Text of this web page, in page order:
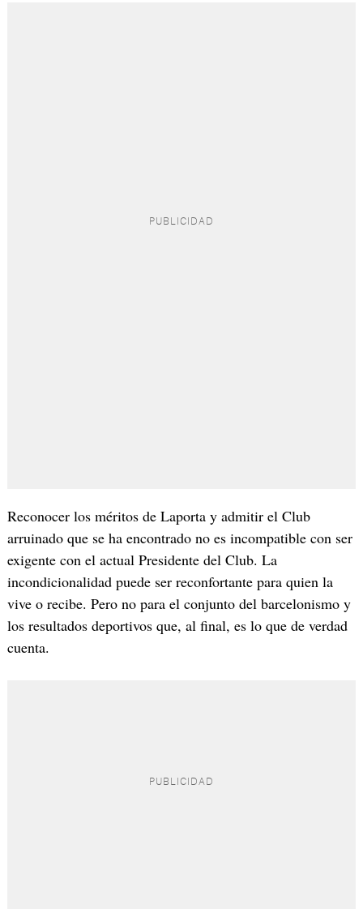
Reconocer los méritos de Laporta y admitir el Club
arruinado que se ha encontrado no es incompatible con ser
exigente con el actual Presidente del Club. La
incondicionalidad puede ser reconfortante para quien la
vive o recibe. Pero no para el conjunto del barcelonismo y
los resultados deportivos que, al final, es lo que de verdad
cuenta.